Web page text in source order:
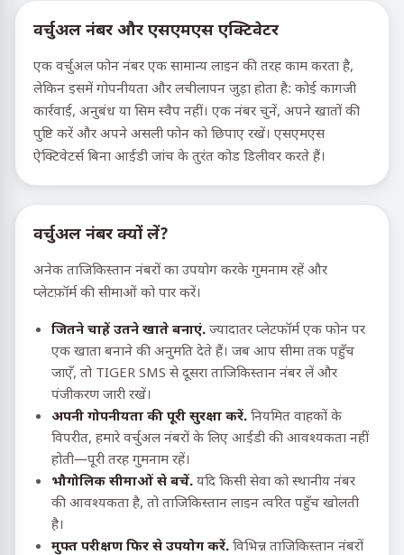
वर्चुअल नंबर और एसएमएस एक्टिवेटर
एक वर्चुअल फोन नंबर एक सामान्य लाइन की तरह काम करता है,
लेकिन इसमें गोपनीयता और लचीलापन जुड़ा होता है: कोई कागजी
कार्रवाई, अनुबंध या सिम स्वैप नहीं। एक नंबर चुनें, अपने खातों की
पुष्टि करें और अपने असली फोन को छिपाए रखें। एसएमएस
ऐक्टिवेटर्स बिना आईडी जांच के तुरंत कोड डिलीवर करते हैं।
वर्चुअल नंबर क्यों लें?
अनेक ताजिकिस्तान नंबरों का उपयोग करके गुमनाम रहें और
प्लेटफ़ॉर्म की सीमाओं को पार करें।
जितने चाहें उतने खाते बनाएं. ज्यादातर प्लेटफॉर्म एक फोन पर
एक खाता बनाने की अनुमति देते हैं। जब आप सीमा तक पहुँच
जाएँ, तो TIGER SMS से दूसरा ताजिकिस्तान नंबर लें और
पंजीकरण जारी रखें।
अपनी गोपनीयता की पूरी सुरक्षा करें. नियमित वाहकों के
विपरीत, हमारे वर्चुअल नंबरों के लिए आईडी की आवश्यकता नहीं
होती—पूरी तरह गुमनाम रहें।
भौगोलिक सीमाओं से बचें. यदि किसी सेवा को स्थानीय नंबर
की आवश्यकता है, तो ताजिकिस्तान लाइन त्वरित पहुँच खोलती
है।
मुफ्त परीक्षण फिर से उपयोग करें. विभिन्न ताजिकिस्तान नंबरों